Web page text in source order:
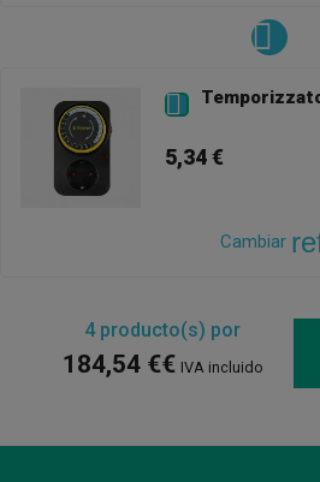

5,34 €
Cambiar
4producto(s) por
184,54 €€ IVA incluido